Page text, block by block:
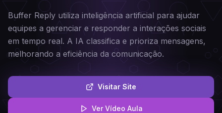
Buffer Reply utiliza inteligência artificial para ajudar
equipes a gerenciar e responder a interações sociais
em tempo real. A IA classifica e prioriza mensagens,
melhorando a eficiência da comunicação.
Visitar Site
Ver Vídeo Aula